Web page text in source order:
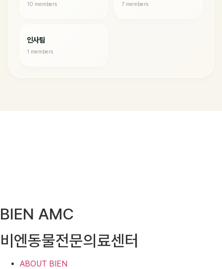
10 members 7 members
인사팀
1 members
BIEN AMC
비엔동물전문의료센터
ABOUT BIEN